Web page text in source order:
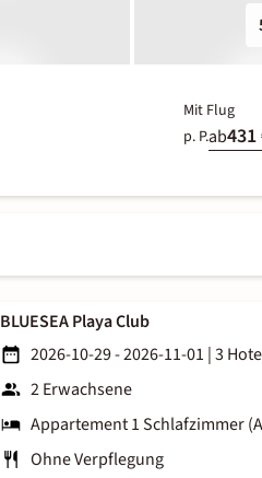
Mit Flug
p. P.ab431
BLUESEA Playa Club
2026-10-29 - 2026-11-01 |3
2 Erwachsene
Appartement 1 Schlafzimmer
Ohne Verpflegung